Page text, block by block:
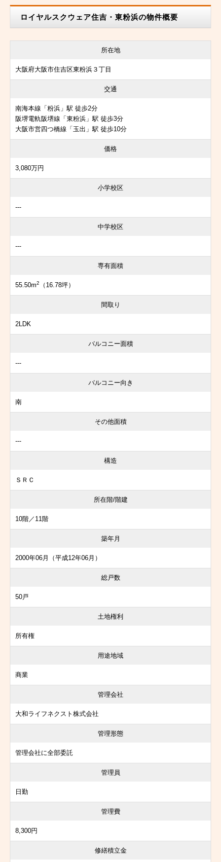
ロイヤルスクウェア住吉・東粉浜の物件概要
所在地
大阪府大阪市住吉区東粉浜３丁目
交通
南海本線「粉浜」駅 徒歩2分
阪堺電軌阪堺線「東粉浜」駅 徒歩3分
大阪市営四つ橋線「玉出」駅 徒歩10分
価格
3,080万円
小学校区
---
中学校区
---
専有面積
55.50m2 （16.78坪）
間取り
2LDK
バルコニー面積
---
バルコニー向き
南
その他面積
---
構造
ＳＲＣ
所在階/階建
10階／11階
築年月
2000年06月（平成12年06月）
総戸数
50戸
土地権利
所有権
用途地域
商業
管理会社
大和ライフネクスト株式会社
管理形態
管理会社に全部委託
管理員
日勤
管理費
8,300円
修繕積立金